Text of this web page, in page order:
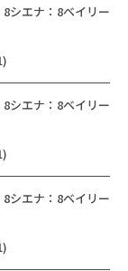
シエナ：8ベイリー
シエナ：8ベイリー
シエナ：8ベイリー